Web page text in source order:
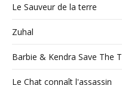
Le Sauveur de la terre
Zuhal
Barbie & Kendra Save The
Le Chat connaît l'assassin